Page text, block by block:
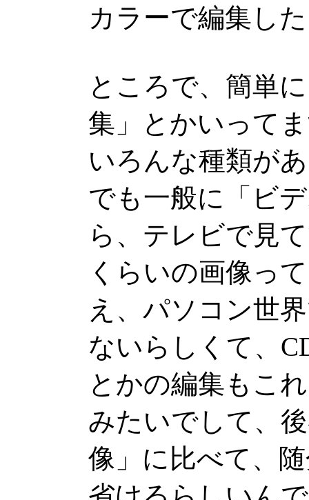
カラーで編集し
ところで、簡単
集」とかいって
いろんな種類が
でも一般に「ビ
ら、テレビで見
くらいの画像っ
え、パソコン世
ないらしくて、
とかの編集もこ
みたいでして、
像」に比べて、